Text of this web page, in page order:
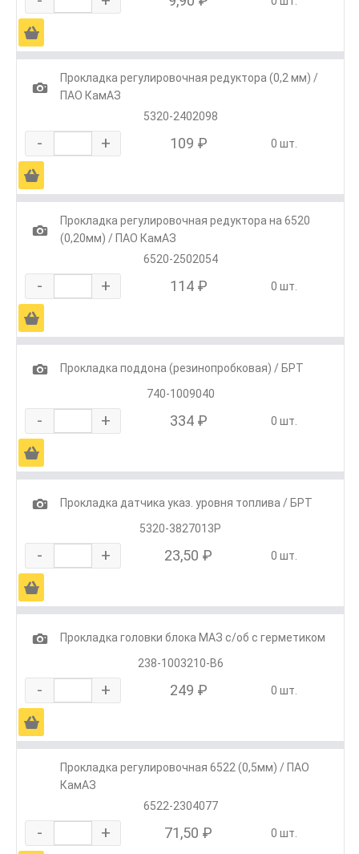
Ä
1
Прокладка регулировочная редуктора (0,2 мм) /
ПАО КамАЗ
5320-2402098
- + 109 ₽ 0 шт.
Ä
1
Прокладка регулировочная редуктора на 6520
(0,20мм) / ПАО КамАЗ
6520-2502054
- + 114 ₽ 0 шт.
Ä
1
Прокладка поддона (резинопробковая) / БРТ
740-1009040
- + 334 ₽ 0 шт.
Ä
1
Прокладка датчика указ. уровня топлива / БРТ
5320-3827013Р
- + 23,50 ₽ 0 шт.
Ä
1
Прокладка головки блока МАЗ с/об с герметиком
238-1003210-В6
- + 249 ₽ 0 шт.
Ä
Прокладка регулировочная 6522 (0,5мм) / ПАО
КамАЗ
6522-2304077
- + 71,50 ₽ 0 шт.